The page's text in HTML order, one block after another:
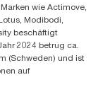
wie Actimove,
Modibodi,
beschäftigt
2024 betrug ca.
(Schweden) und ist
auf